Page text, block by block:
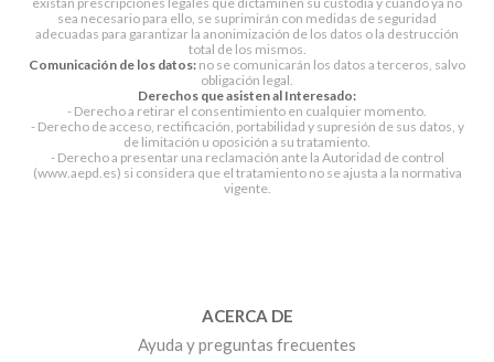
sea necesario para ello, se suprimirán con medidas de seguridad
adecuadas para garantizar la anonimización de los datos o la destrucción
total de los mismos.
Comunicación de los datos: no se comunicarán los datos a terceros, salvo
obligación legal.
Derechos que asisten al Interesado:
- Derecho a retirar el consentimiento en cualquier momento.
- Derecho de acceso, rectificación, portabilidad y supresión de sus datos, y
de limitación u oposición a su tratamiento.
- Derecho a presentar una reclamación ante la Autoridad de control
(www.aepd.es) si considera que el tratamiento no se ajusta a la normativa
vigente.
ACERCA DE
Ayuda y preguntas frecuentes